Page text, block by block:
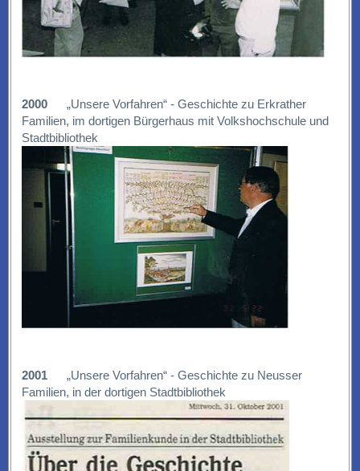
2000„Unsere Vorfahren“ - Geschichte zu Erkrather
Familien, im dortigen Bürgerhaus mit Volkshochschule und
Stadtbibliothek
2001„Unsere Vorfahren“ - Geschichte zu Neusser
Familien, in der dortigen Stadtbibliothek